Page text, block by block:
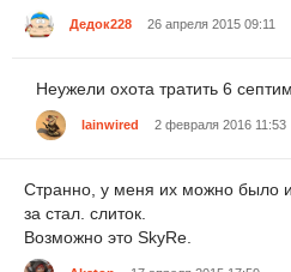
Дедок228 26 апреля 2015 09:11
Неужели охота тратить 6
lainwired 2 февраля 2016 11:53
Странно, у меня их можно было
за стал. слиток.
Возможно это SkyRe.